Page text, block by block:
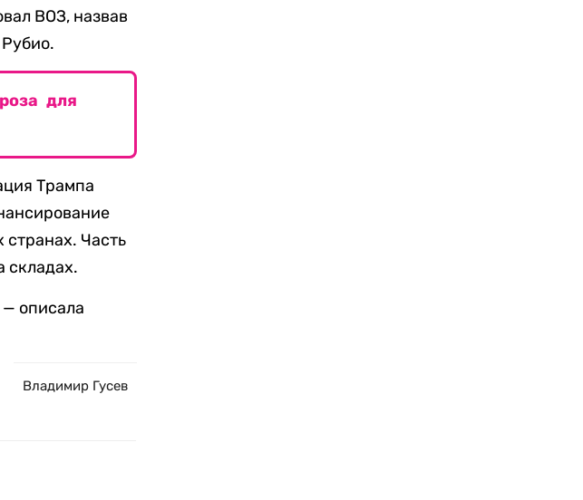
ВОЗ, назвав
для
Трампа
странах. Часть
складах.
описала
Владимир Гусев